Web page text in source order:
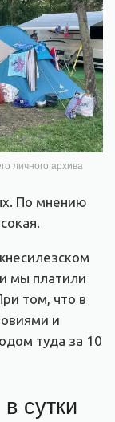
личного архива
По мнению
мы платили
том, что в
и
туда за 10
сутки